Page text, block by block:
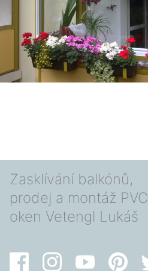
Zasklívání balkónů,
prodej a montáž PVC
oken Vetengl Lukáš